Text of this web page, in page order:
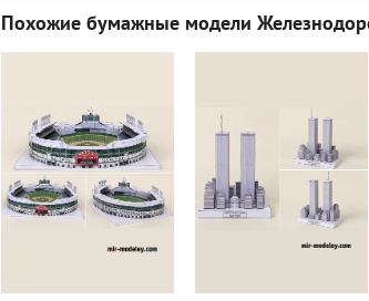
Похожие бумажные модели